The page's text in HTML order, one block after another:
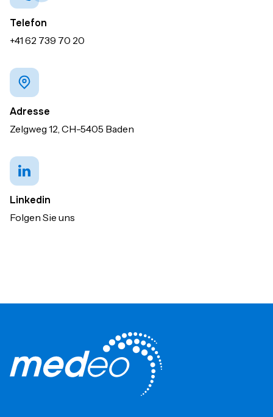
Telefon
+41 62 739 70 20
Adresse
Zelgweg 12, CH-5405 Baden
Linkedin
Folgen Sie uns